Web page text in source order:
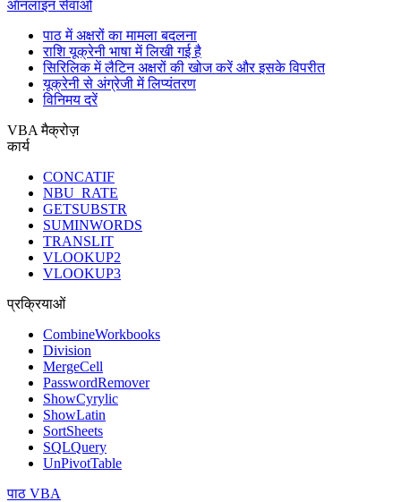
ऑनलाइन सेवाओं
पाठ में अक्षरों का मामला बदलना
राशि यूक्रेनी भाषा में लिखी गई है
सिरिलिक में लैटिन अक्षरों की खोज करें और इसके विपरीत
यूक्रेनी से अंग्रेजी में लिप्यंतरण
विनिमय दरें
VBA मैक्रोज़
कार्य
CONCATIF
NBU_RATE
GETSUBSTR
SUMINWORDS
TRANSLIT
VLOOKUP2
VLOOKUP3
प्रक्रियाओं
CombineWorkbooks
Division
MergeCell
PasswordRemover
ShowCyrylic
ShowLatin
SortSheets
SQLQuery
UnPivotTable
पाठ VBA